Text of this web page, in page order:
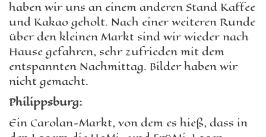
haben wir uns an einem anderen Stand Kaffee
und Kakao geholt. Nach einer weiteren Runde
über den kleinen Markt sind wir wieder nach
Hause gefahren, sehr zufrieden mit dem
entspannten Nachmittag. Bilder haben wir
nicht gemacht.
Philippsburg:
Ein Carolan-Markt, von dem es hieß, dass in